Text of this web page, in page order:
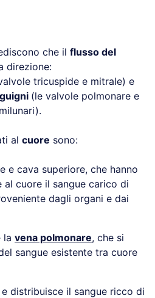
che il flusso del
direzione:
tricuspide e mitrale) e
(le valvole polmonare e
al cuore sono:
e cava superiore, che hanno
cuore il sangue carico di
dagli organi e dai
la vena polmonare, che si
sangue esistente tra cuore
distribuisce il sangue ricco di